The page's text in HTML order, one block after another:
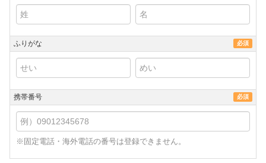
ふりがな 必須
携帯番号 必須
※固定電話・海外電話の番号は登録できません。